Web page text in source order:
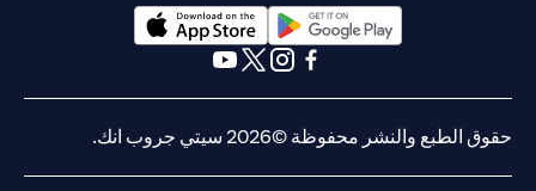
opens in a new tab
opens in a new tab
حقوق الطبع والنشر محفوظة ©2026 سيتي جروب انك.